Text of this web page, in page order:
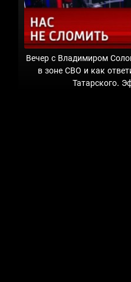
Вечер с Владимиром
в зоне СВО и как
Татарского.